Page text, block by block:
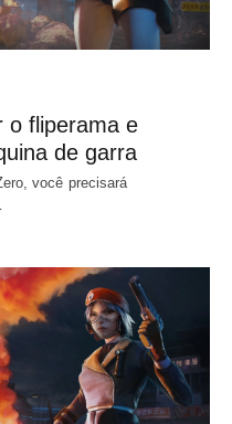
o fliperama e
de garra
você precisará